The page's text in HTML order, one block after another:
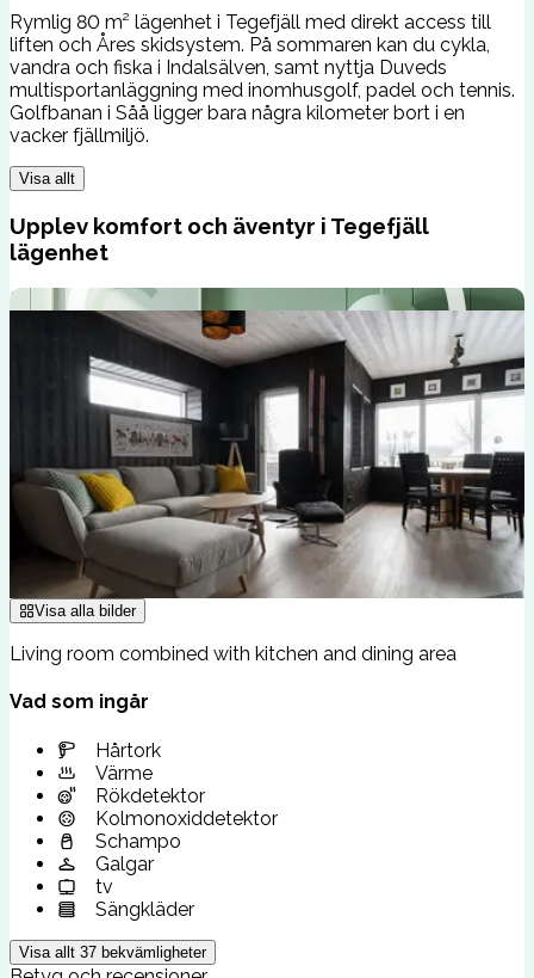
Rymlig 80 m² lägenhet i Tegefjäll med direkt access till
liften och Åres skidsystem. På sommaren kan du cykla,
vandra och fiska i Indalsälven, samt nyttja Duveds
multisportanläggning med inomhusgolf, padel och tennis.
Golfbanan i Såå ligger bara några kilometer bort i en
vacker fjällmiljö.
Visa allt
Upplev komfort och äventyr i Tegefjäll
lägenhet
Visa alla bilder
Living room combined with kitchen and dining area
Vad som ingår
Hårtork
Värme
Rökdetektor
Kolmonoxiddetektor
Schampo
Galgar
tv
Sängkläder
Visa allt 37 bekvämligheter